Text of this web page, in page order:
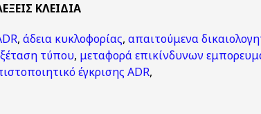
KΛΕΙΔΙΆ
, άδεια κυκλοφορίας, απαιτούμενα
τύπου, μεταφορά επικίνδυνων
έγκρισης ADR,